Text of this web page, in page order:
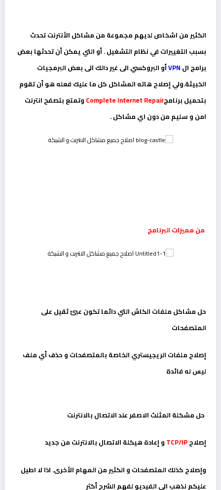
الكثير من اشخاص لديهم مجموعة من مشاكل الأنترنت تحدث
بسبب التغييرات في نظام التشغيل . أو التي يمكن أن تحدثها بعض
برامج ال VPNأو البروكسي الى غير دالك الى بعض البرمجيات
الخبيثة.ولي إصلاح هاته المشاكل كل ما عليك فعله هو أن تقوم
بتحميل برنامجComplete Internet Repair وتمتع بتصفح انترنت
امن و سليم من دون اي مشاكل .
من مميزات البرنامج
حل مشاكل ملفات الكاش التي دائما تكون عبئ ثقيل على
المتصفحات
إصلاح ملفات الريجيستري الخاصة بالمتصفحات و حذف أي ملف
ليس له فائدة
حل مشكلة المثلث الاصفر عند الاتصال بالانترنت
إصلاحTCP/IP و إعادة هيكلة الاتصال بالانترنت من جديد
وإصلاح كذلك المتصفحات و الكثير من المهام الأخرى. اذا لا اطيل
عليكم نذهب الى الفيديو لفهم الشرح أكثر